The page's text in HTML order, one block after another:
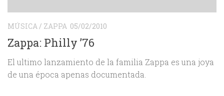
MÚSICA/ ZAPPA 05/02/2010
Zappa: Philly ’76
El ultimo lanzamiento de la familia Zappa es una joya
de una época apenas documentada.